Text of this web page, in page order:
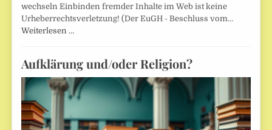
wechseln Einbinden fremder Inhalte im Web ist keine
Urheberrechtsverletzung! (Der EuGH - Beschluss vom…
Weiterlesen …
Aufklärung und/oder Religion?